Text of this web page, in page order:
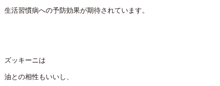
生活習慣病への予防効果が期待されています。
ズッキーニは
油との相性もいいし、